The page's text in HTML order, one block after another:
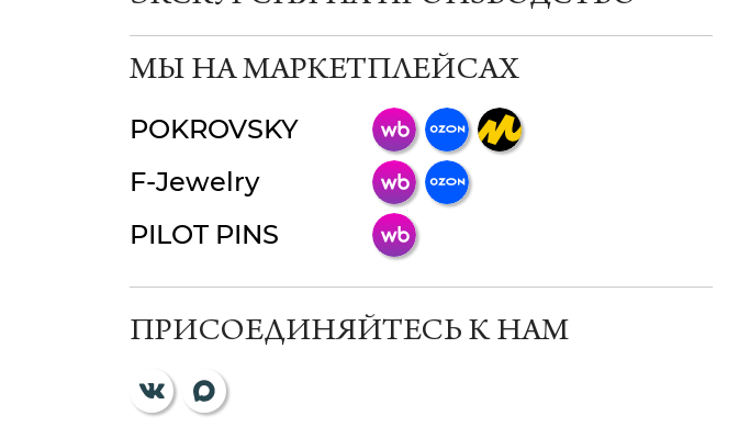
МЫ НА МАРКЕТПЛЕЙСАХ
POKROVSKY
F-Jewelry
PILOT PINS
ПРИСОЕДИНЯЙТЕСЬ К НАМ
ChatApp
мессенджер!